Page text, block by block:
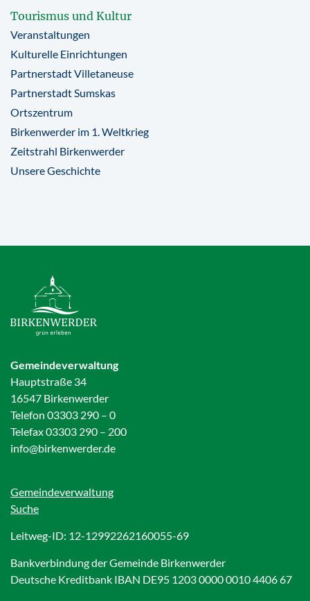
Tourismus und Kultur
Veranstaltungen
Kulturelle Einrichtungen
Partnerstadt Villetaneuse
Partnerstadt Sumskas
Ortszentrum
Birkenwerder im 1. Weltkrieg
Zeitstrahl Birkenwerder
Unsere Geschichte
Gemeindeverwaltung
Hauptstraße 34
16547 Birkenwerder
Telefon 03303 290 – 0
Telefax 03303 290 – 200
info@birkenwerder.de
Gemeindeverwaltung
Suche
Leitweg-ID: 12-12992262160055-69
Bankverbindung der Gemeinde Birkenwerder
Deutsche Kreditbank IBAN DE95 1203 0000 0010 4406 67